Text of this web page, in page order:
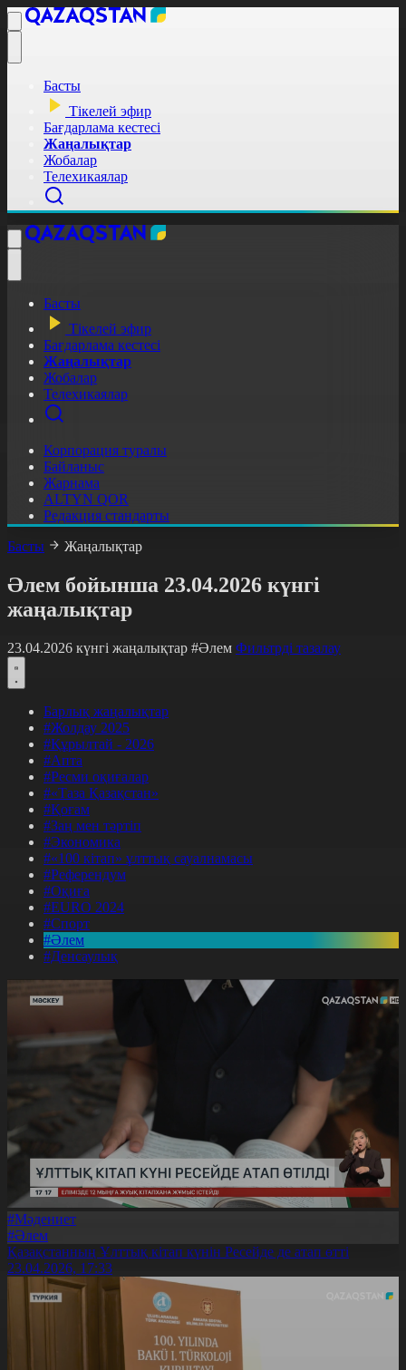
Басты
Тікелей эфир
Бағдарлама кестесі
Жаңалықтар
Жобалар
Телехикаялар
Басты
Тікелей эфир
Бағдарлама кестесі
Жаңалықтар
Жобалар
Телехикаялар
Корпорация туралы
Байланыс
Жарнама
ALTYN QOR
Редакция стандарты
Басты
Жаңалықтар
Әлем бойынша 23.04.2026 күнгі
жаңалықтар
23.04.2026 күнгі жаңалықтар #Әлем Фильтрді тазалау
Барлық жаңалықтар
#Жолдау 2025
#Құрылтай - 2026
#Апта
#Ресми оқиғалар
#«Таза Қазақстан»
#Қоғам
#Заң мен тәртіп
#Экономика
#«100 кітап» ұлттық сауалнамасы
#Референдум
#Оқиға
#EURO 2024
#Спорт
#Әлем
#Денсаулық
#Мәдениет
#Әлем
Қазақстанның Ұлттық кітап күнін Ресейде де атап өтті
23.04.2026, 17:33